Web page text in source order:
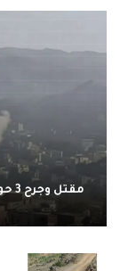
مقتل وجرح 3 حوثيين في اشتباكات غرب تعز